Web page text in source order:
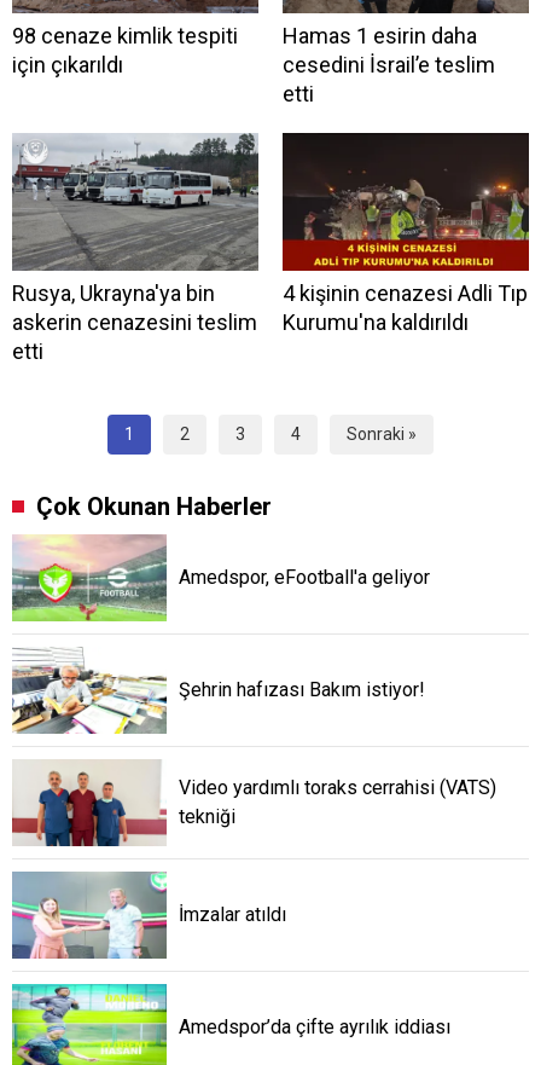
98 cenaze kimlik tespiti
için çıkarıldı
Hamas 1 esirin daha
cesedini İsrail’e teslim
etti
Rusya, Ukrayna'ya bin
askerin cenazesini teslim
etti
4 kişinin cenazesi Adli Tıp
Kurumu'na kaldırıldı
1 2 3 4 Sonraki »
Çok Okunan Haberler
Amedspor, eFootball'a geliyor
Şehrin hafızası Bakım istiyor!
Video yardımlı toraks cerrahisi (VATS)
tekniği
İmzalar atıldı
Amedspor’da çifte ayrılık iddiası